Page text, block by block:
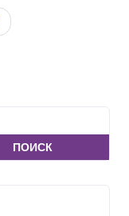
ПОИСК